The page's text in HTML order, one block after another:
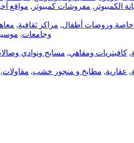
الكمبيوتر , مفروشات كمبيوتر , مواقع
وروضات أطفال, مراكز ثقافية,
وجامعات,
, كافيتريات ومقاهي, مسابح ونوادي
, عقارية, مطابخ و منجور خشب, مقاولات,